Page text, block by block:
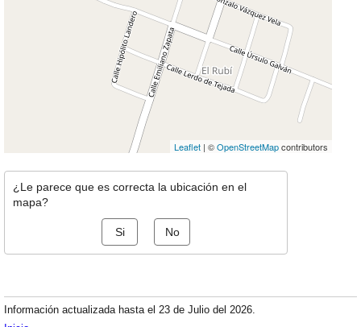
Leaflet | ©OpenStreetMapcontributors
¿Le parece que es correcta la ubicación en el
mapa?
Si No
Información actualizada hasta el 23 de Julio del 2026.